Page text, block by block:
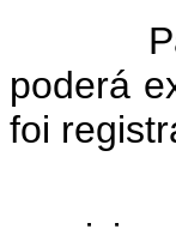
poderá
foi
Art